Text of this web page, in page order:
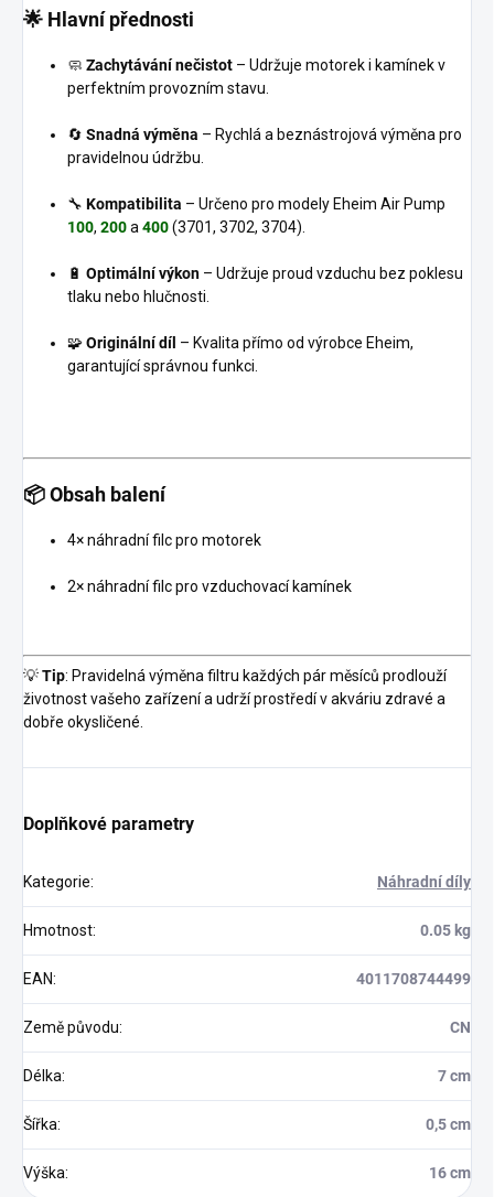
🌟 Hlavní přednosti
🧼 Zachytávání nečistot – Udržuje motorek i kamínek v
perfektním provozním stavu.
🔄 Snadná výměna – Rychlá a beznástrojová výměna pro
pravidelnou údržbu.
🔧 Kompatibilita – Určeno pro modely Eheim Air Pump
100, 200a 400(3701, 3702, 3704).
🔋 Optimální výkon – Udržuje proud vzduchu bez poklesu
tlaku nebo hlučnosti.
🧩Originální díl – Kvalita přímo od výrobce Eheim,
garantující správnou funkci.
📦Obsah balení
4× náhradní filc pro motorek
2× náhradní filc pro vzduchovací kamínek
💡Tip: Pravidelná výměna filtru každých pár měsíců prodlouží
životnost vašeho zařízení a udrží prostředí v akváriu zdravé a
dobře okysličené.
Doplňkové parametry
Kategorie: Náhradní díly
Hmotnost: 0.05 kg
EAN: 4011708744499
Země původu: CN
Délka: 7 cm
Šířka: 0,5 cm
Výška: 16 cm